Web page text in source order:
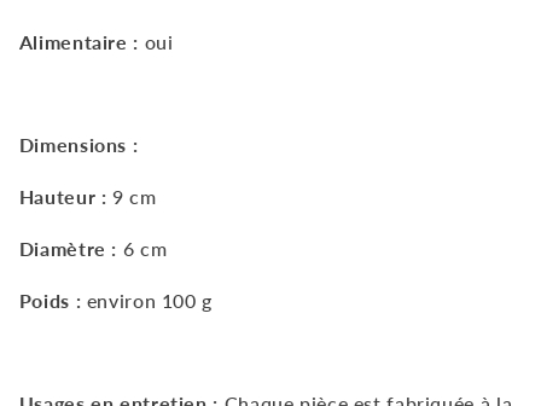
Alimentaire : oui
Dimensions :
Hauteur : 9 cm
Diamètre : 6 cm
Poids : environ 100 g